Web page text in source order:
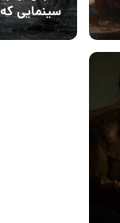
سینمایی
هم